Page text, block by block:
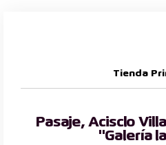
Tienda
Pasaje, Acisclo
"Galería